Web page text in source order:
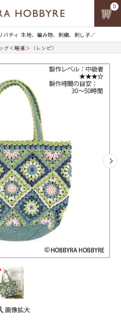
バティ 生地、編み物、刺繍、刺し子／
0
グ＜睡蓮＞（レシピ）
画像拡大